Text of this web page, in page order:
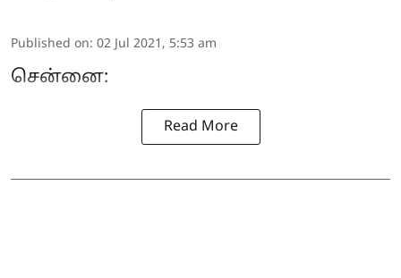
Published on: 02 Jul 2021, 5:53 am
சென்னை:
Read More